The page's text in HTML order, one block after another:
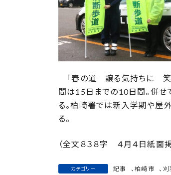
「春の道 譲る気持ちに 笑顔
間は15日までの10日間。併せ
る。柏崎署では新入学期や屋
る。
（全文８３８字 ４月４日紙面掲
カテゴリー 記事 、柏崎市 、 刈